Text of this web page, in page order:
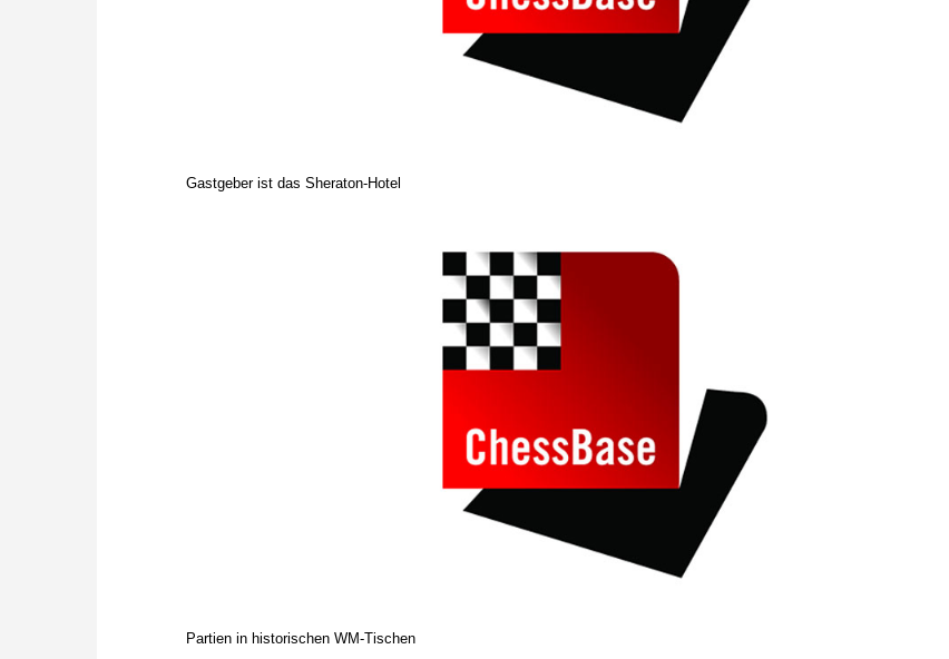
Gastgeber ist das Sheraton-Hotel
Partien in historischen WM-Tischen